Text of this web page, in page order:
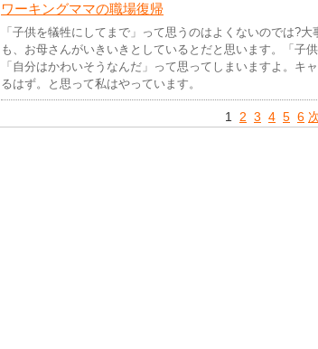
ワーキングママの職場復帰
「子供を犠牲にしてまで」って思うのはよくないのでは?
も、お母さんがいきいきとしているとだと思います。「子
「自分はかわいそうなんだ」って思ってしまいますよ。キ
るはず。と思って私はやっています。
1 2 3 4 5 6